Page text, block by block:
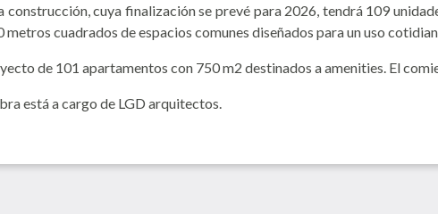
cuya finalización se prevé para 2026, tendrá 109
cuadrados de espacios comunes diseñados para un uso
de 101 apartamentos con 750 m2 destinados a amenities. El
está a cargo de LGD arquitectos.